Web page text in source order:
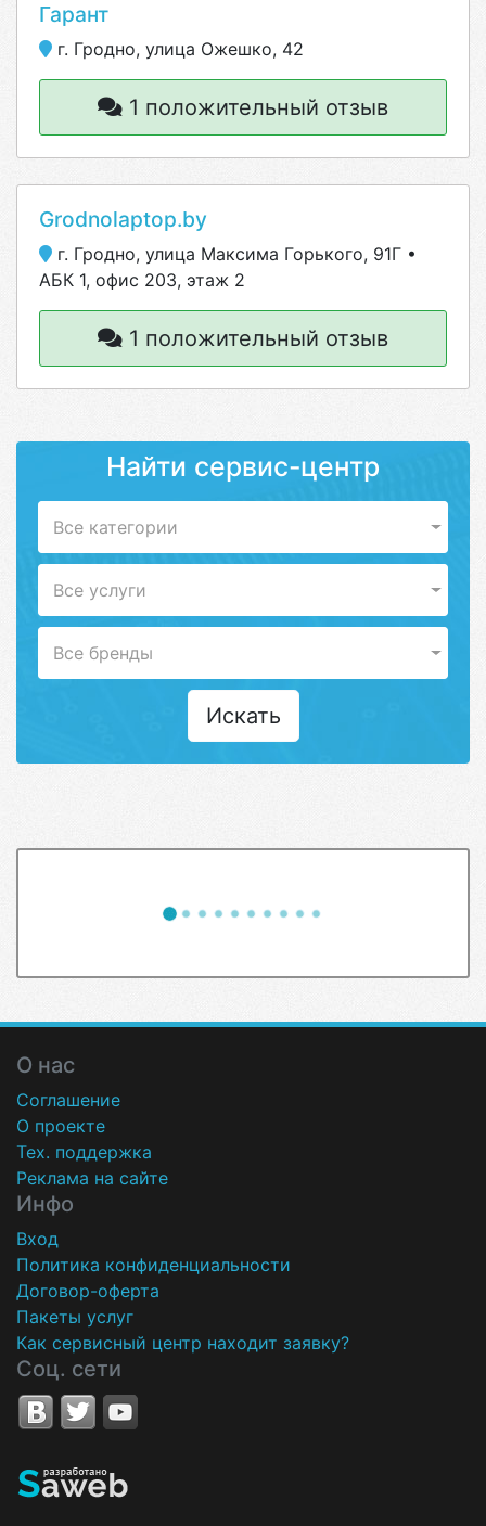
Гарант
г. Гродно, улица Ожешко, 42
1 положительный отзыв
Grodnolaptop.by
г. Гродно, улица Максима Горького, 91Г •
АБК 1, офис 203, этаж 2
1 положительный отзыв
Найти сервис-центр
Все категории
Все услуги
Все бренды
Искать
О нас
Соглашение
О проекте
Тех. поддержка
Реклама на сайте
Инфо
Вход
Политика конфиденциальности
Договор-оферта
Пакеты услуг
Как сервисный центр находит заявку?
Соц. сети